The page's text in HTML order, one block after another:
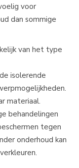
voor
dan sommige
van het type
isolerende
materiaal.
behandelingen
tegen
onderhoud kan